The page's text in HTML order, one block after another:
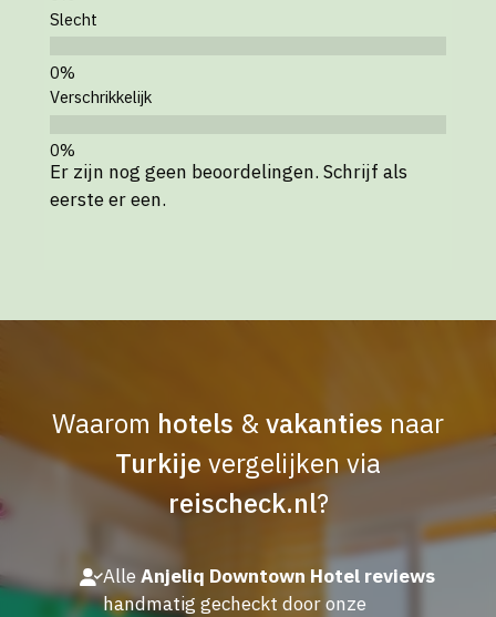
Slecht
Verschrikkelijk
Er zijn nog geen beoordelingen. Schrijf als
eerste er een.
Waarom hotels &vakanties naar
Turkije vergelijken via
reischeck.nl?
AlleAnjeliq Downtown Hotel reviews
handmatig gecheckt door onze